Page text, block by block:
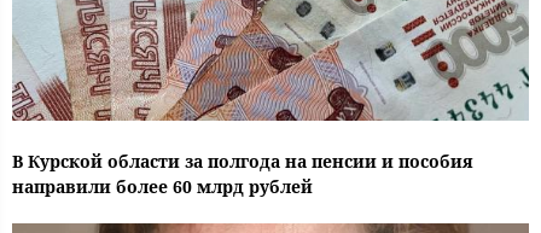
В Курской области за полгода на пенсии и пособия
направили более 60 млрд рублей